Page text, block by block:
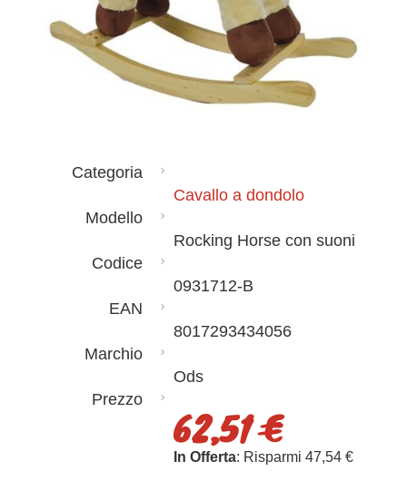
Categoria
Cavallo a dondolo
Modello
Rocking Horse con suoni
Codice
0931712-B
EAN
8017293434056
Marchio
Ods
Prezzo
62,51 €
In Offerta: Risparmi 47,54 €